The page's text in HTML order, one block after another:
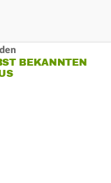
BEKANNTEN